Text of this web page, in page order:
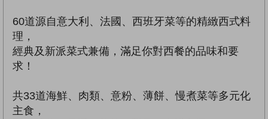
60道源自意大利、法國、西班牙菜等的精緻西式料
理，
經典及新派菜式兼備，滿足你對西餐的品味和要
求！
共33道海鮮、肉類、意粉、薄餅、慢煮菜等多元化
主食，